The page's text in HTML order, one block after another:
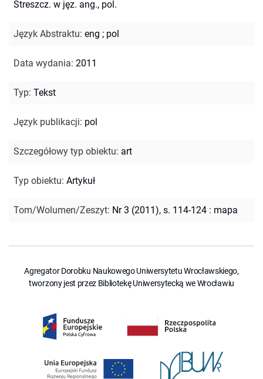
Streszcz. w jęz. ang., pol.
Język Abstraktu: eng ; pol
Data wydania: 2011
Typ: Tekst
Język publikacji: pol
Szczegółowy typ obiektu: art
Typ obiektu: Artykuł
Tom/Wolumen/Zeszyt: Nr 3 (2011), s. 114-124 : mapa
Agregator Dorobku Naukowego Uniwersytetu Wrocławskiego,
tworzony jest przez Bibliotekę Uniwersytecką we Wrocławiu